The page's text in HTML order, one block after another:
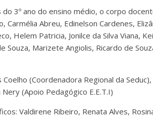
3º ano do ensino médio, o corpo
Carmélia Abreu, Edinelson Cardenes,
Helem Patricia, Jonilce da Silva Viana,
Souza, Marizete Angiolis, Ricardo de
(Coordenadora Regional da
(Apoio Pedagógico E.E.T.I)
Valdirene Ribeiro, Renata Alves,